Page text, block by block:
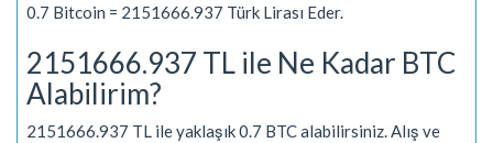
0.7 Bitcoin = 2151666.937 Türk Lirası Eder.
2151666.937 TL ile Ne Kadar BTC
Alabilirim?
2151666.937 TL ile yaklaşık 0.7 BTC alabilirsiniz. Alış ve